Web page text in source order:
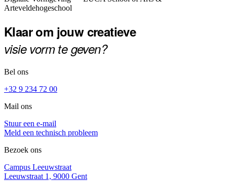
Arteveldehogeschool
Klaar om jouw creatieve
visie vorm te geven?
Bel ons
+32 9 234 72 00
Mail ons
Stuur een e-mail
Meld een technisch probleem
Bezoek ons
Campus Leeuwstraat
Leeuwstraat 1, 9000 Gent